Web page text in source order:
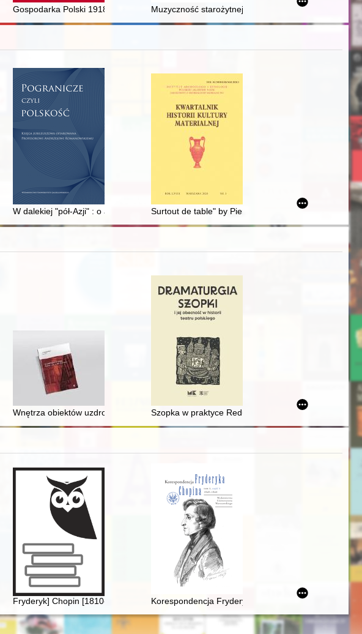
of Poland" : factors influencing the decision to leave Poland after March 1968 : on the
Gospodarka Polski 1918-2018. T. 2,Muzyczność starożytnej Grecji
Bębnowa, matematyk
W dalekiej "pół-Azji" : o austriackich opiniach dotyczących Galicji
Surtout de table" by Pierre-Philippe Thomire at the
od średniowiecza do II wojny światowej
z perspektywy wspólnoty protestanckiej
Wnętrza obiektów uzdrowiskowych na ziemiach polskich z XIX i pierwszej połowy XX
Szopka w praktyce Reduty i myśli Juliusza Osterwy i
rosyjskiej kulturze muzycznej II połowy XIX wieku w aspekcie transmisji dzieł Fryderyka
Fryderyk] Chopin [1810-1849] Korespondencja Fryderyka Chopina. T. 3 cz. 3,